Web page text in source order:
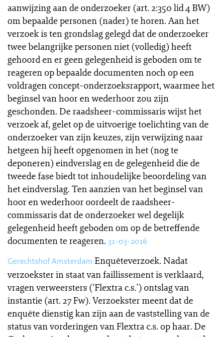
aanwijzing aan de onderzoeker (art. 2:350 lid 4 BW)
om bepaalde personen (nader) te horen. Aan het
verzoek is ten grondslag gelegd dat de onderzoeker
twee belangrijke personen niet (volledig) heeft
gehoord en er geen gelegenheid is geboden om te
reageren op bepaalde documenten noch op een
voldragen concept-onderzoeksrapport, waarmee het
beginsel van hoor en wederhoor zou zijn
geschonden. De raadsheer-commissaris wijst het
verzoek af, gelet op de uitvoerige toelichting van de
onderzoeker van zijn keuzes, zijn verwijzing naar
hetgeen hij heeft opgenomen in het (nog te
deponeren) eindverslag en de gelegenheid die de
tweede fase biedt tot inhoudelijke beoordeling van
het eindverslag. Ten aanzien van het beginsel van
hoor en wederhoor oordeelt de raadsheer-
commissaris dat de onderzoeker wel degelijk
gelegenheid heeft geboden om op de betreffende
documenten te reageren. 31-03-2016
Gerechtshof Amsterdam Enquêteverzoek. Nadat
verzoekster in staat van faillissement is verklaard,
vragen verweersters (‘Flextra c.s.’) ontslag van
instantie (art. 27 Fw). Verzoekster meent dat de
enquête dienstig kan zijn aan de vaststelling van de
status van vorderingen van Flextra c.s. op haar. De